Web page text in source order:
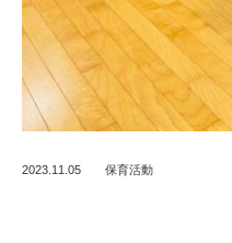
2023.11.05 保育活動